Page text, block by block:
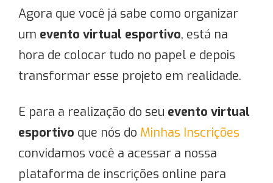
Agora que você já sabe como organizar
um evento virtual esportivo, está na
hora de colocar tudo no papel e depois
transformar esse projeto em realidade.
E para a realização do seu evento virtual
esportivo que nós do Minhas Inscrições
convidamos você a acessar a nossa
plataforma de inscrições online para